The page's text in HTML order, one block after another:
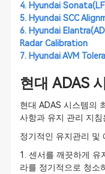
4. Hyundai
5. Hyundai SCC
6. Hyundai
Radar Calibration
7. Hyundai AVM
현대 ADAS
현대 ADAS 시스템의
사항과 유지 관리 지침
정기적인 유지관리 및
1. 센서를 깨끗하게 유
라를 정기적으로 청소